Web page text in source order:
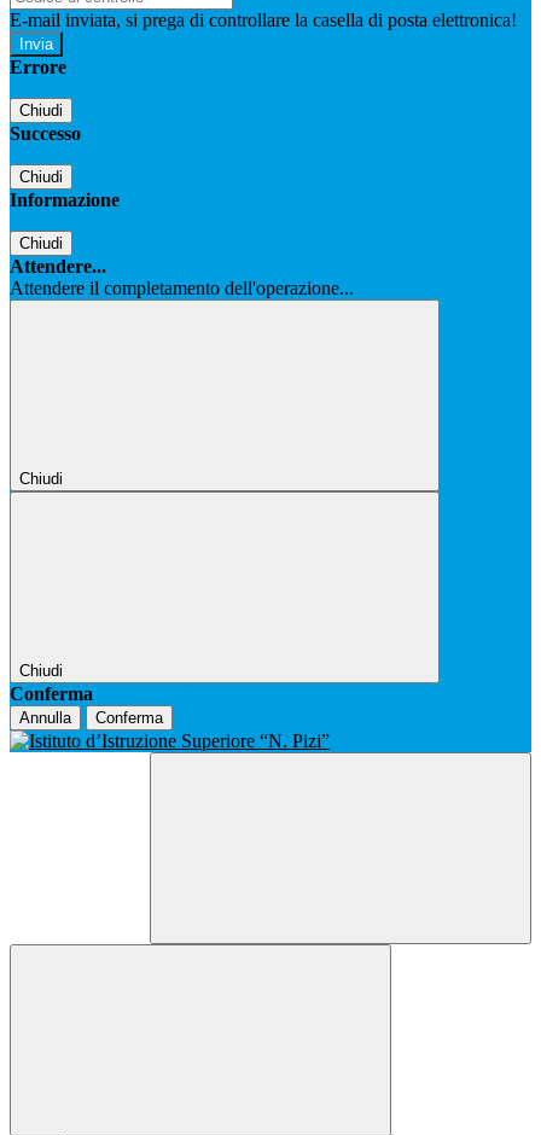
E-mail inviata, si prega di controllare la casella di posta elettronica!
Errore
Chiudi
Successo
Chiudi
Informazione
Chiudi
Attendere...
Attendere il completamento dell'operazione...
Chiudi
Chiudi
Conferma
Annulla Conferma